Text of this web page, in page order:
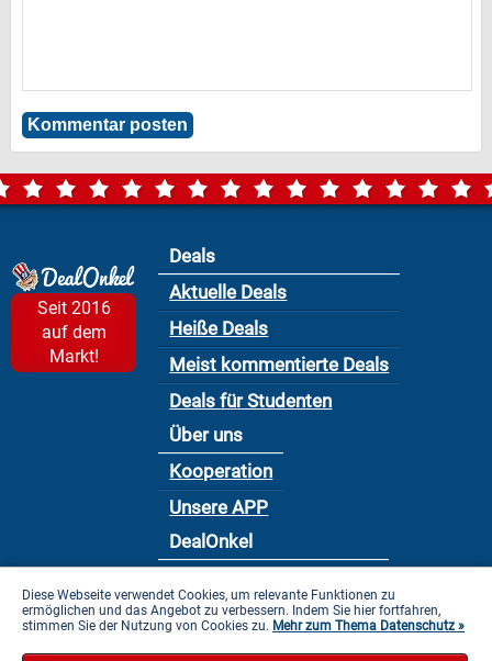
Seit 2016
auf dem
Markt!
Deals
Aktuelle Deals
Heiße Deals
Meist kommentierte Deals
Deals für Studenten
Über uns
Kooperation
Unsere APP
DealOnkel
Datenschutzbestimmung
Impressum
Diese Webseite verwendet Cookies, um relevante Funktionen zu
ermöglichen und das Angebot zu verbessern. Indem Sie hier fortfahren,
stimmen Sie der Nutzung von Cookies zu. Mehr zum Thema Datenschutz »